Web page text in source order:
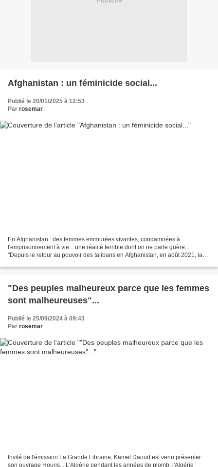
Afghanistan : un féminicide social...
Publié le 20/01/2025 à 12:53
Par rosemar
En Afghanistan : des femmes emmurées vivantes, condamnées à
l'emprisonnement à vie... une réalité terrible dont on ne parle guère...
"Depuis le retour au pouvoir des talibans en Afghanistan, en août 2021, la
"Des peuples malheureux parce que les femmes
sont malheureuses"...
Publié le 25/09/2024 à 09:43
Par rosemar
Invité de l'émission La Grande Librairie, Kamel Daoud est venu présenter
son ouvrage Houris... L'Algérie pendant les années de plomb, l'Algérie